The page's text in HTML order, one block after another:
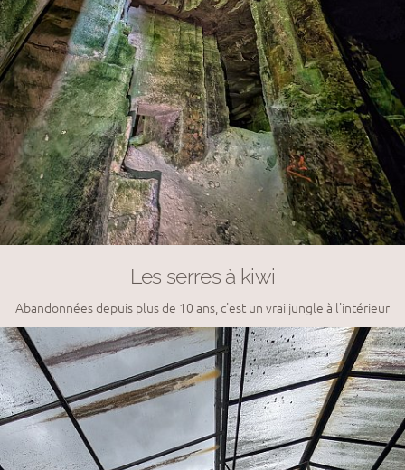
Les serres à kiwi
Abandonnées depuis plus de 10 ans, c'est un vrai jungle à l'intérieur